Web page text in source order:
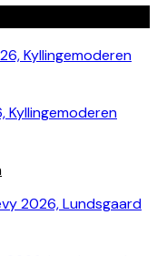
Kyllingemoderen